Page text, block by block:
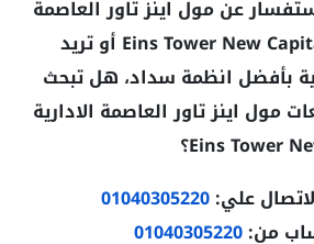
عن مول اينز تاور العاصمة
الادارية الجديدة Eins Tower New Capital أو تريد
بأفضل انظمة سداد، هل تبحث
مول اينز تاور العاصمة الادارية
علي:01040305220
من:01040305220